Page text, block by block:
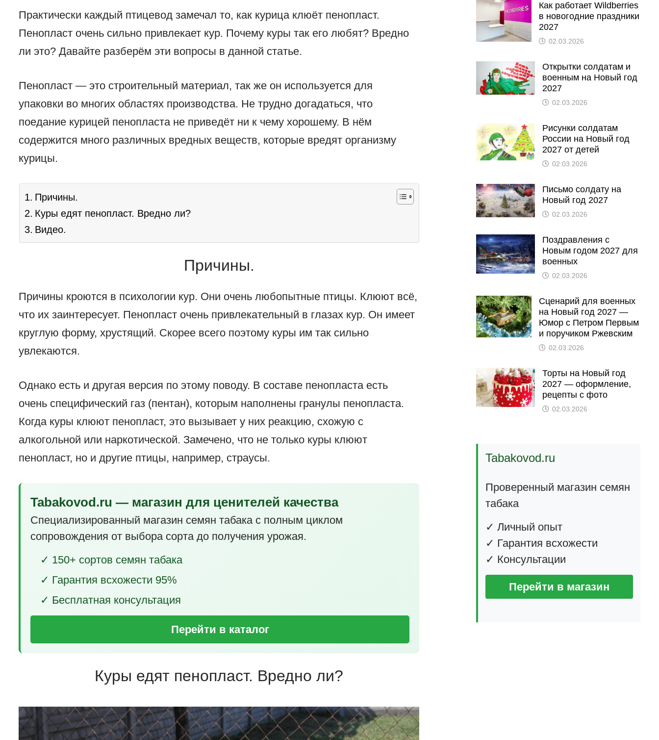
Практически каждый птицевод замечал то, как курица клюёт пенопласт.
Пенопласт очень сильно привлекает кур. Почему куры так его любят? Вредно
ли это? Давайте разберём эти вопросы в данной статье.
Пенопласт — это строительный материал, так же он используется для
упаковки во многих областях производства. Не трудно догадаться, что
поедание курицей пенопласта не приведёт ни к чему хорошему. В нём
содержится много различных вредных веществ, которые вредят организму
курицы.
Причины.
Куры едят пенопласт. Вредно ли?
Видео.
Причины.
Причины кроются в психологии кур. Они очень любопытные птицы. Клюют всё,
что их заинтересует. Пенопласт очень привлекательный в глазах кур. Он имеет
круглую форму, хрустящий. Скорее всего поэтому куры им так сильно
увлекаются.
Однако есть и другая версия по этому поводу. В составе пенопласта есть
очень специфический газ (пентан), которым наполнены гранулы пенопласта.
Когда куры клюют пенопласт, это вызывает у них реакцию, схожую с
алкогольной или наркотической. Замечено, что не только куры клюют
пенопласт, но и другие птицы, например, страусы.
Tabakovod.ru — магазин для ценителей качества
Специализированный магазин семян табака с полным циклом
сопровождения от выбора сорта до получения урожая.
✓ 150+ сортов семян табака
✓ Гарантия всхожести 95%
✓ Бесплатная консультация
Перейти в каталог
Куры едят пенопласт. Вредно ли?
Как работает Wildberries
в новогодние праздники
2027
02.03.2026
Открытки солдатам и
военным на Новый год
2027
02.03.2026
Рисунки солдатам
России на Новый год
2027 от детей
02.03.2026
Письмо солдату на
Новый год 2027
02.03.2026
Поздравления с
Новым годом 2027 для
военных
02.03.2026
Сценарий для военных
на Новый год 2027 —
Юмор с Петром Первым
и поручиком Ржевским
02.03.2026
Торты на Новый год
2027 — оформление,
рецепты с фото
02.03.2026
Tabakovod.ru
Проверенный магазин семян
табака
✓ Личный опыт
✓ Гарантия всхожести
✓ Консультации
Перейти в магазин